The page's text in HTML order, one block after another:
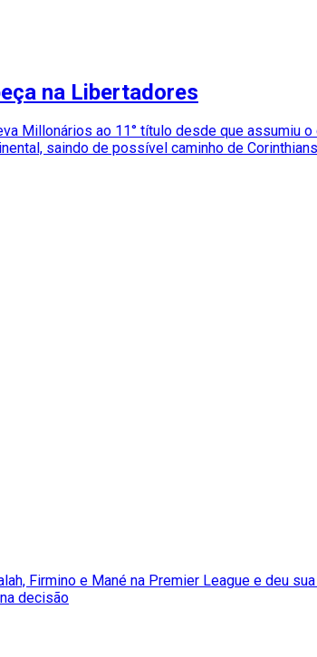
na Libertadores
Millonários ao 11° título desde que assumiu
saindo de possível caminho de
Firmino e Mané na Premier League e deu
decisão